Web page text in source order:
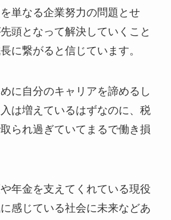
単なる企業努力の問題とせ
頭となって解決していくこと
に繋がると信じています。
に自分のキャリアを諦めるし
は増えているはずなのに、税
られ過ぎていてまるで働き損
年金を支えてくれている現役
感じている社会に未来などあ